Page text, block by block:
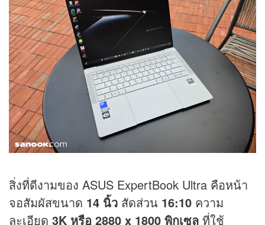
สิ่งที่ดีงามของ ASUS ExpertBook Ultra คือหน้า
จอสัมผัสขนาด 14 นิ้ว สัดส่วน 16:10 ความ
ละเอียด 3K หรือ 2880 x 1800 พิกเซล ที่ใช้